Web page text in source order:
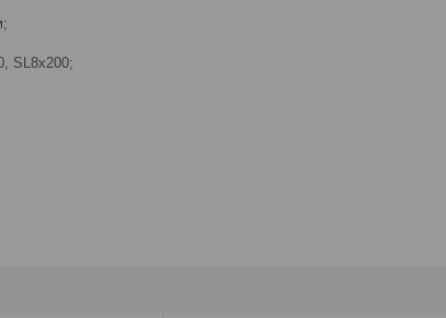
SL8x200;